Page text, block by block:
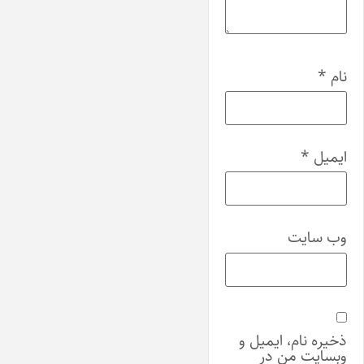
نام *
ایمیل *
وب‌ سایت
ذخیره نام، ایمیل و
وبسایت من در